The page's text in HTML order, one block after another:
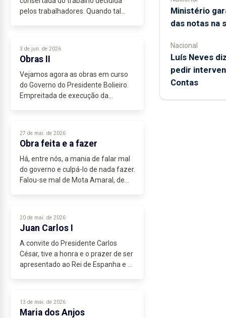
pelos trabalhadores. Quando tal
para obrigarem...
3 de jun. de 2026
Obras II
Vejamos agora as obras em curso
do Governo do Presidente Bolieiro.
Empreitada de execução da
-Ligação,...
27 de mai. de 2026
Obra feita e a fazer
Há, entre nós, a mania de falar mal
do governo e culpá-lo de nada fazer.
Falou-se mal de Mota Amaral, de
esquecem...
20 de mai. de 2026
Juan Carlos I
A convite do Presidente Carlos
César, tive a honra e o prazer de ser
apresentado ao Rei de Espanha e à
13 de mai. de 2026
Maria dos Anjos
Ministério
das notas na
Nacional
Luís Neves
pedir
Contas